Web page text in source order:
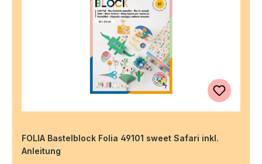
FOLIA Bastelblock Folia 49101 sweet Safari inkl.
Anleitung